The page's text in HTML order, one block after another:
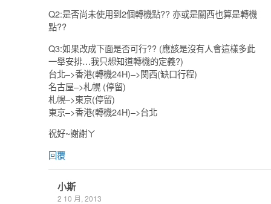
Q2:是否尚未使用到2個轉機點?? 亦或是關西也算是轉機
點??
Q3:如果改成下面是否可行?? (應該是沒有人會這樣多此
一舉安排…我只想知道轉機的定義?)
台北–>香港(轉機24H)–>関西(缺口行程)
名古屋–>札幌 (停留)
札幌–>東京(停留)
東京–>香港(轉機24H)–>台北
祝好~謝謝ㄚ
回覆
小斯
2 10 月, 2013